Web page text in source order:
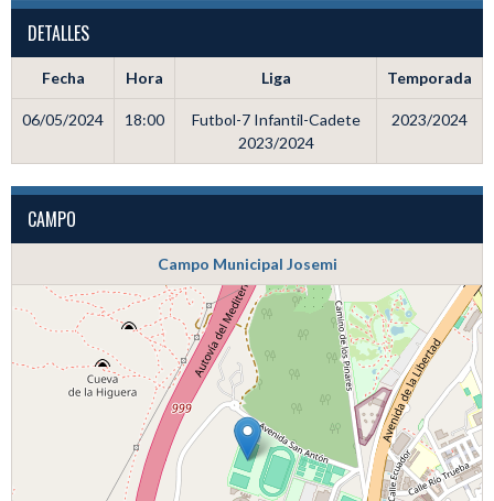
DETALLES
Fecha Hora Liga Temporada
06/05/2024 18:00
Futbol-7 Infantil-Cadete
2023/2024
2023/2024
CAMPO
Campo Municipal Josemi